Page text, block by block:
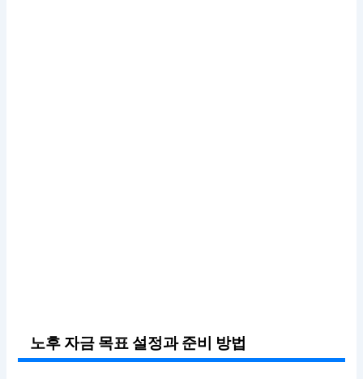
노후 자금 목표 설정과 준비 방법